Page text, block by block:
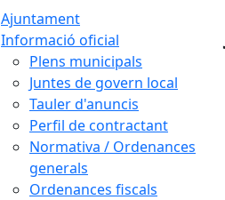
Ajuntament
Informació oficial
Plens municipals
Juntes de govern local
Tauler d'anuncis
Perfil de contractant
Normativa / Ordenances
generals
Ordenances fiscals